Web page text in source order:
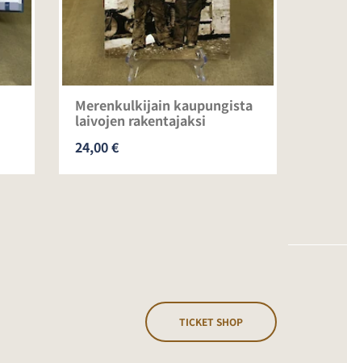
Merenkulkijain kaupungista
laivojen rakentajaksi
24,00 €
TICKET SHOP